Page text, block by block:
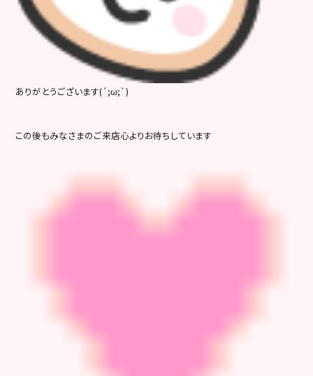
ありがとうございます(´;ω;`)
この後もみなさまのご来店心よりお待ちしています